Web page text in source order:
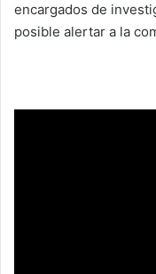
encargados de
posible alertar a la